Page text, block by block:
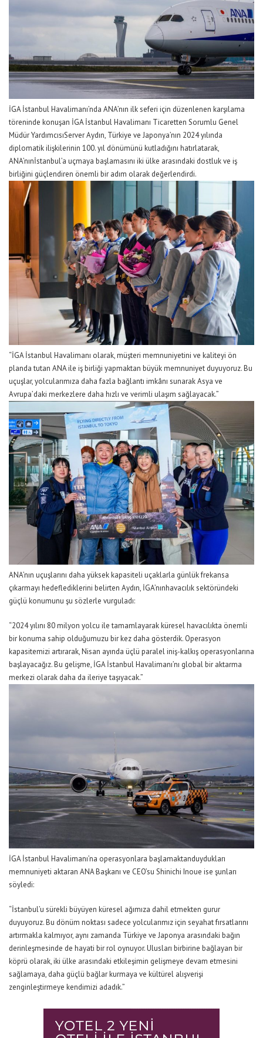
İGA İstanbul Havalimanı’nda ANA’nın ilk seferi için düzenlenen karşılama
töreninde konuşan İGAİstanbul Havalimanı Ticaretten Sorumlu Genel
Müdür YardımcısıServer Aydın, Türkiye ve Japonya’nın 2024 yılında
diplomatik ilişkilerinin 100. yıl dönümünü kutladığını hatırlatarak,
ANA’nınİstanbul’a uçmaya başlamasını iki ülke arasındaki dostluk ve iş
birliğini güçlendiren önemli bir adım olarak değerlendirdi.
“İGA İstanbul Havalimanı olarak, müşteri memnuniyetini ve kaliteyi ön
planda tutan ANAile iş birliği yapmaktan büyük memnuniyet duyuyoruz. Bu
uçuşlar, yolcularımıza daha fazla bağlantı imkânı sunarak Asya ve
Avrupa’daki merkezlere daha hızlı ve verimli ulaşım sağlayacak.”
ANA’nın uçuşlarını daha yüksek kapasiteli uçaklarla günlük frekansa
çıkarmayı hedeflediklerini belirten Aydın, İGA’nınhavacılık sektöründeki
güçlü konumunu şu sözlerle vurguladı:
“2024 yılını 80 milyon yolcu ile tamamlayarak küresel havacılıkta önemli
bir konuma sahip olduğumuzu bir kez daha gösterdik. Operasyon
kapasitemizi artırarak, Nisan ayında üçlü paraleliniş-kalkış operasyonlarına
başlayacağız. Bu gelişme, İGA İstanbul Havalimanı’nı global bir aktarma
merkezi olarak daha da ileriye taşıyacak.”
İGA İstanbul Havalimanı’na operasyonlara başlamaktanduydukları
memnuniyeti aktaran ANA Başkanı ve CEO’su Shinichi Inoue ise şunları
söyledi:
“İstanbul’u sürekli büyüyen küresel ağımıza dahil etmekten gurur
duyuyoruz. Bu dönüm noktası sadece yolcularımız için seyahat fırsatlarını
artırmakla kalmıyor, aynı zamanda Türkiye ve Japonya arasındaki bağın
derinleşmesinde de hayati bir rol oynuyor. Ulusları birbirine bağlayan bir
köprü olarak, iki ülke arasındaki etkileşimin gelişmeye devam etmesini
sağlamaya, daha güçlü bağlar kurmaya ve kültürel alışverişi
zenginleştirmeye kendimizi adadık.”